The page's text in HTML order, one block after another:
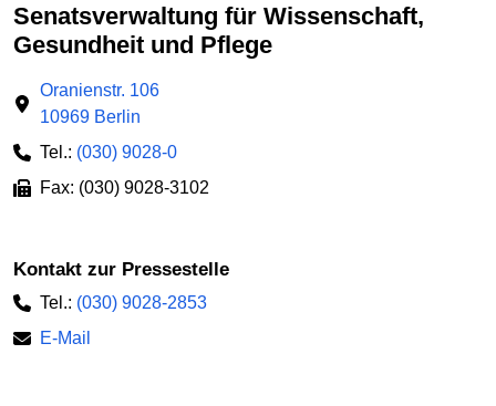
Senatsverwaltung für Wissenschaft,
Gesundheit und Pflege
Oranienstr. 106
10969 Berlin
Tel.: (030) 9028-0
Fax: (030) 9028-3102
Kontakt zur Pressestelle
Tel.: (030) 9028-2853
E-Mail